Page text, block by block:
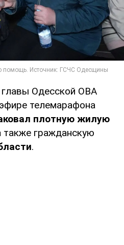
Одесской ОВА
телемарафона
плотную жилую
также гражданскую
.